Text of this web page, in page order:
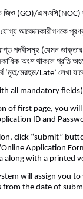
জিও (GO)/এনওসি(NOC)
আবেদনকারীগণকে
পদবীসমূহ (যেমন
অংশ থাকলে প্রতি
‘মৃত/মরহুম/Late’ লেখা
all mandatory
of first page, you
ID and
click “submit”
Application
along with a printed
will assign you
from the date of